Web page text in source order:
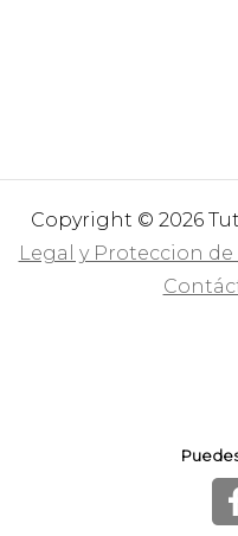
Copyright © 2026
Legal y Proteccion